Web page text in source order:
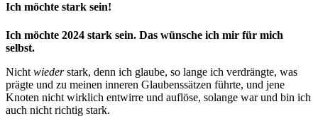
Ich möchte stark sein!
Ich möchte 2024 stark sein. Das wünsche ich mir für mich
selbst.
Nicht wiederstark, denn ich glaube, so lange ich verdrängte, was
prägte und zu meinen inneren Glaubenssätzen führte, und jene
Knoten nicht wirklich entwirre und auflöse, solange war und bin ich
auch nicht richtig stark.